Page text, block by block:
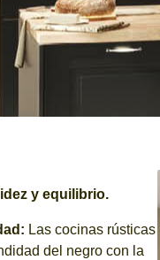
y equilibrio.
Las cocinas rústicas
del negro con la